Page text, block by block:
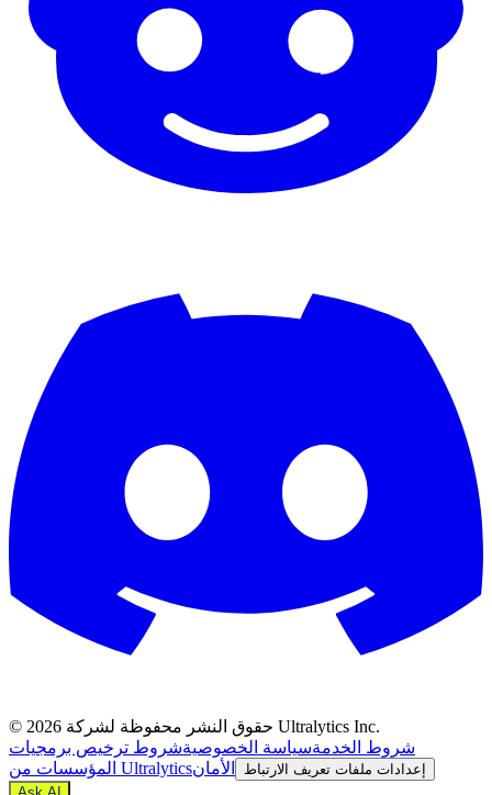
© 2026
حقوق النشر محفوظة لشركة Ultralytics Inc.
شروط الخدمةسياسة الخصوصيةشروط ترخيص برمجيات
المؤسسات من Ultralyticsالأمان
إعدادات ملفات تعريف الارتباط